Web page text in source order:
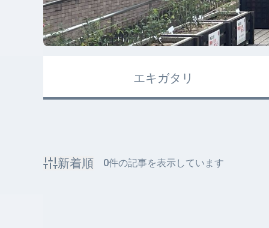
エキガタリ
新着順 0件の記事を表示しています